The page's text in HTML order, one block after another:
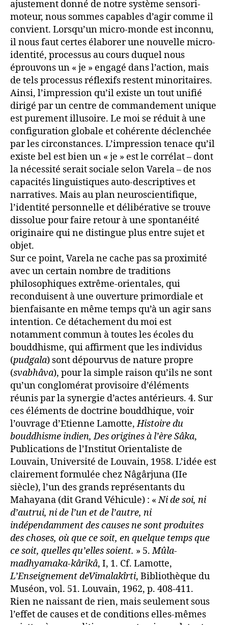
ajustement donné de notre système sensori-
moteur, nous sommes capables d’agir comme il
convient. Lorsqu’un micro-monde est inconnu,
il nous faut certes élaborer une nouvelle micro-
identité, processus au cours duquel nous
éprouvons un « je » engagé dans l’action, mais
de tels processus réflexifs restent minoritaires.
Ainsi, l’impression qu’il existe un tout unifié
dirigé par un centre de commandement unique
est purement illusoire. Le moi se réduit à une
configuration globale et cohérente déclenchée
par les circonstances. L’impression tenace qu’il
existe bel est bien un « je » est le corrélat – dont
la nécessité serait sociale selon Varela – de nos
capacités linguistiques auto-descriptives et
narratives. Mais au plan neuroscientifique,
l’identité personnelle et délibérative se trouve
dissolue pour faire retour à une spontanéité
originaire qui ne distingue plus entre sujet et
objet.
Sur ce point, Varela ne cache pas sa proximité
avec un certain nombre de traditions
philosophiques extrême-orientales, qui
reconduisent à une ouverture primordiale et
bienfaisante en même temps qu’à un agir sans
intention. Ce détachement du moi est
notamment commun à toutes les écoles du
bouddhisme, qui affirment que les individus
(pudgala) sont dépourvus de nature propre
(svabhâva), pour la simple raison qu’ils ne sont
qu’un conglomérat provisoire d’éléments
réunis par la synergie d’actes antérieurs. 4. Sur
ces éléments de doctrine bouddhique, voir
l’ouvrage d’Etienne Lamotte,Histoire du
bouddhisme indien, Des origines à l’ère Sâka,
Publications de l’Institut Orientaliste de
Louvain, Université de Louvain, 1958. L’idée est
clairement formulée chez Nâgârjuna (IIe
siècle), l’un des grands représentants du
Mahayana (dit Grand Véhicule) : «Ni de soi, ni
d’autrui, ni de l’un et de l’autre, ni
indépendamment des causes ne sont produites
des choses, où que ce soit, en quelque temps que
ce soit, quelles qu’elles soient. » 5.Mûla-
madhyamaka-kârikâ, I, 1. Cf. Lamotte,
L’Enseignement deVimalakîrti, Bibliothèque du
Muséon, vol. 51. Louvain, 1962, p. 408-411.
Rien ne naissant de rien, mais seulement sous
l’effet de causes et de conditions elles-mêmes